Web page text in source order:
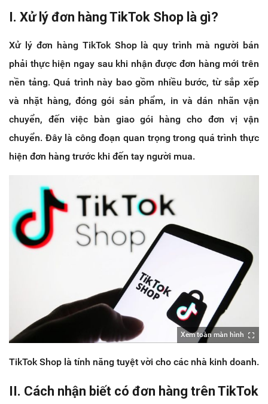
I. Xử lý đơn hàng TikTok Shop là gì?
Xử lý đơn hàng TikTok Shop là quy trình mà người bán
phải thực hiện ngay sau khi nhận được đơn hàng mới trên
nền tảng. Quá trình này bao gồm nhiều bước, từ sắp xếp
và nhặt hàng, đóng gói sản phẩm, in và dán nhãn vận
chuyển, đến việc bàn giao gói hàng cho đơn vị vận
chuyển. Đây là công đoạn quan trọng trong quá trình thực
hiện đơn hàng trước khi đến tay người mua.
Xem toàn màn hình
TikTok Shop là tính năng tuyệt vời cho các nhà kinh doanh.
II. Cách nhận biết có đơn hàng trên TikTok